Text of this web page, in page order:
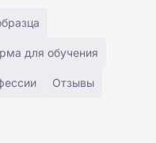
для обучения
Отзывы